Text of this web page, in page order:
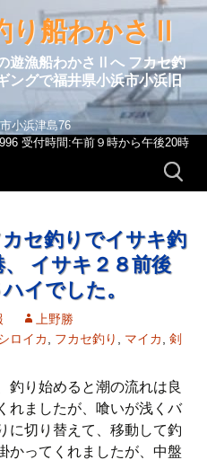
り船わかさⅡ
遊漁船わかさⅡへ フカセ釣
ングで福井県小浜市小浜旧
小浜津島76
受付時間:午前９時から午後20時
検
セ釣りでイサキ釣
イサキ２８前後
イでした。
上野勝
ロイカ フカセ釣り マイカ
剣
釣り始めると潮の流れは良
れましたが、喰いが浅くバ
に切り替えて、移動して釣
かってくれましたが、中盤